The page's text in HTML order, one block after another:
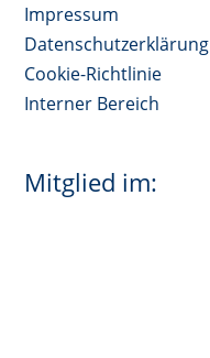
Impressum
Datenschutzerklärung
Cookie-Richtlinie
Interner Bereich
Mitglied im: